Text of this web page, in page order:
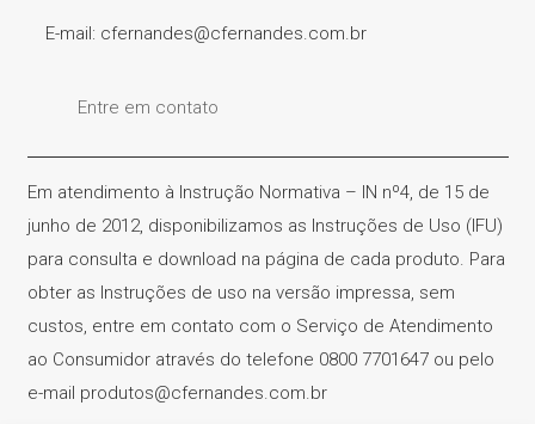
E-mail: cfernandes@cfernandes.com.br
Entre em contato
Em atendimento à Instrução Normativa – IN nº4, de 15 de
junho de 2012, disponibilizamos as Instruções de Uso (IFU)
para consulta e download na página de cada produto. Para
obter as Instruções de uso na versão impressa, sem
custos, entre em contato com o Serviço de Atendimento
ao Consumidor através do telefone 0800 7701647 ou pelo
e-mail produtos@cfernandes.com.br